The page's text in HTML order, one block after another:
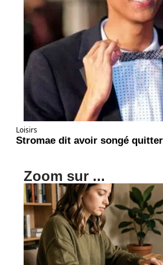
Loisirs
Stromae dit avoir songé
Zoom sur ...